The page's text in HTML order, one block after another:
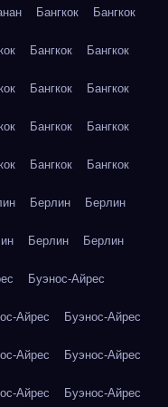
Бангкок Бангкок
Бангкок Бангкок
Бангкок Бангкок
Бангкок Бангкок
Бангкок Бангкок
Берлин Берлин
Берлин Берлин
Буэнос-Айрес
Айрес Буэнос-Айрес
Айрес Буэнос-Айрес
Айрес Буэнос-Айрес